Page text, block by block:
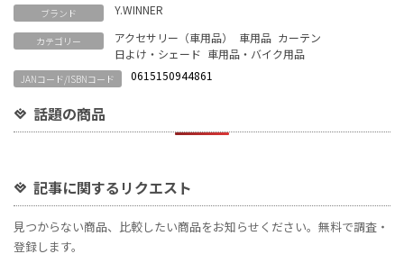
ブランド Y.WINNER
カテゴリー アクセサリー（車用品） 車用品 カーテン
日よけ・シェード 車用品・バイク用品
JANコード/ISBNコード 0615150944861
話題の商品
記事に関するリクエスト
見つからない商品、比較したい商品をお知らせください。無料で調査・
登録します。